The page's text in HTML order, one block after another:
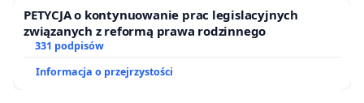
- niepotrzebne poddawanienie świń zabiegom
wycinania żołądka w ramach kursu dla lekarzy
chirurgów, pomimo, że programy specjalizacji dla
lekarzy nie przewidują szkoleń na zwierzętach,
PETYCJA o kontynuowanie prac legislacyjnych
związanych z reformą prawa rodzinnego
331 podpisów
Informacja o przejrzystości